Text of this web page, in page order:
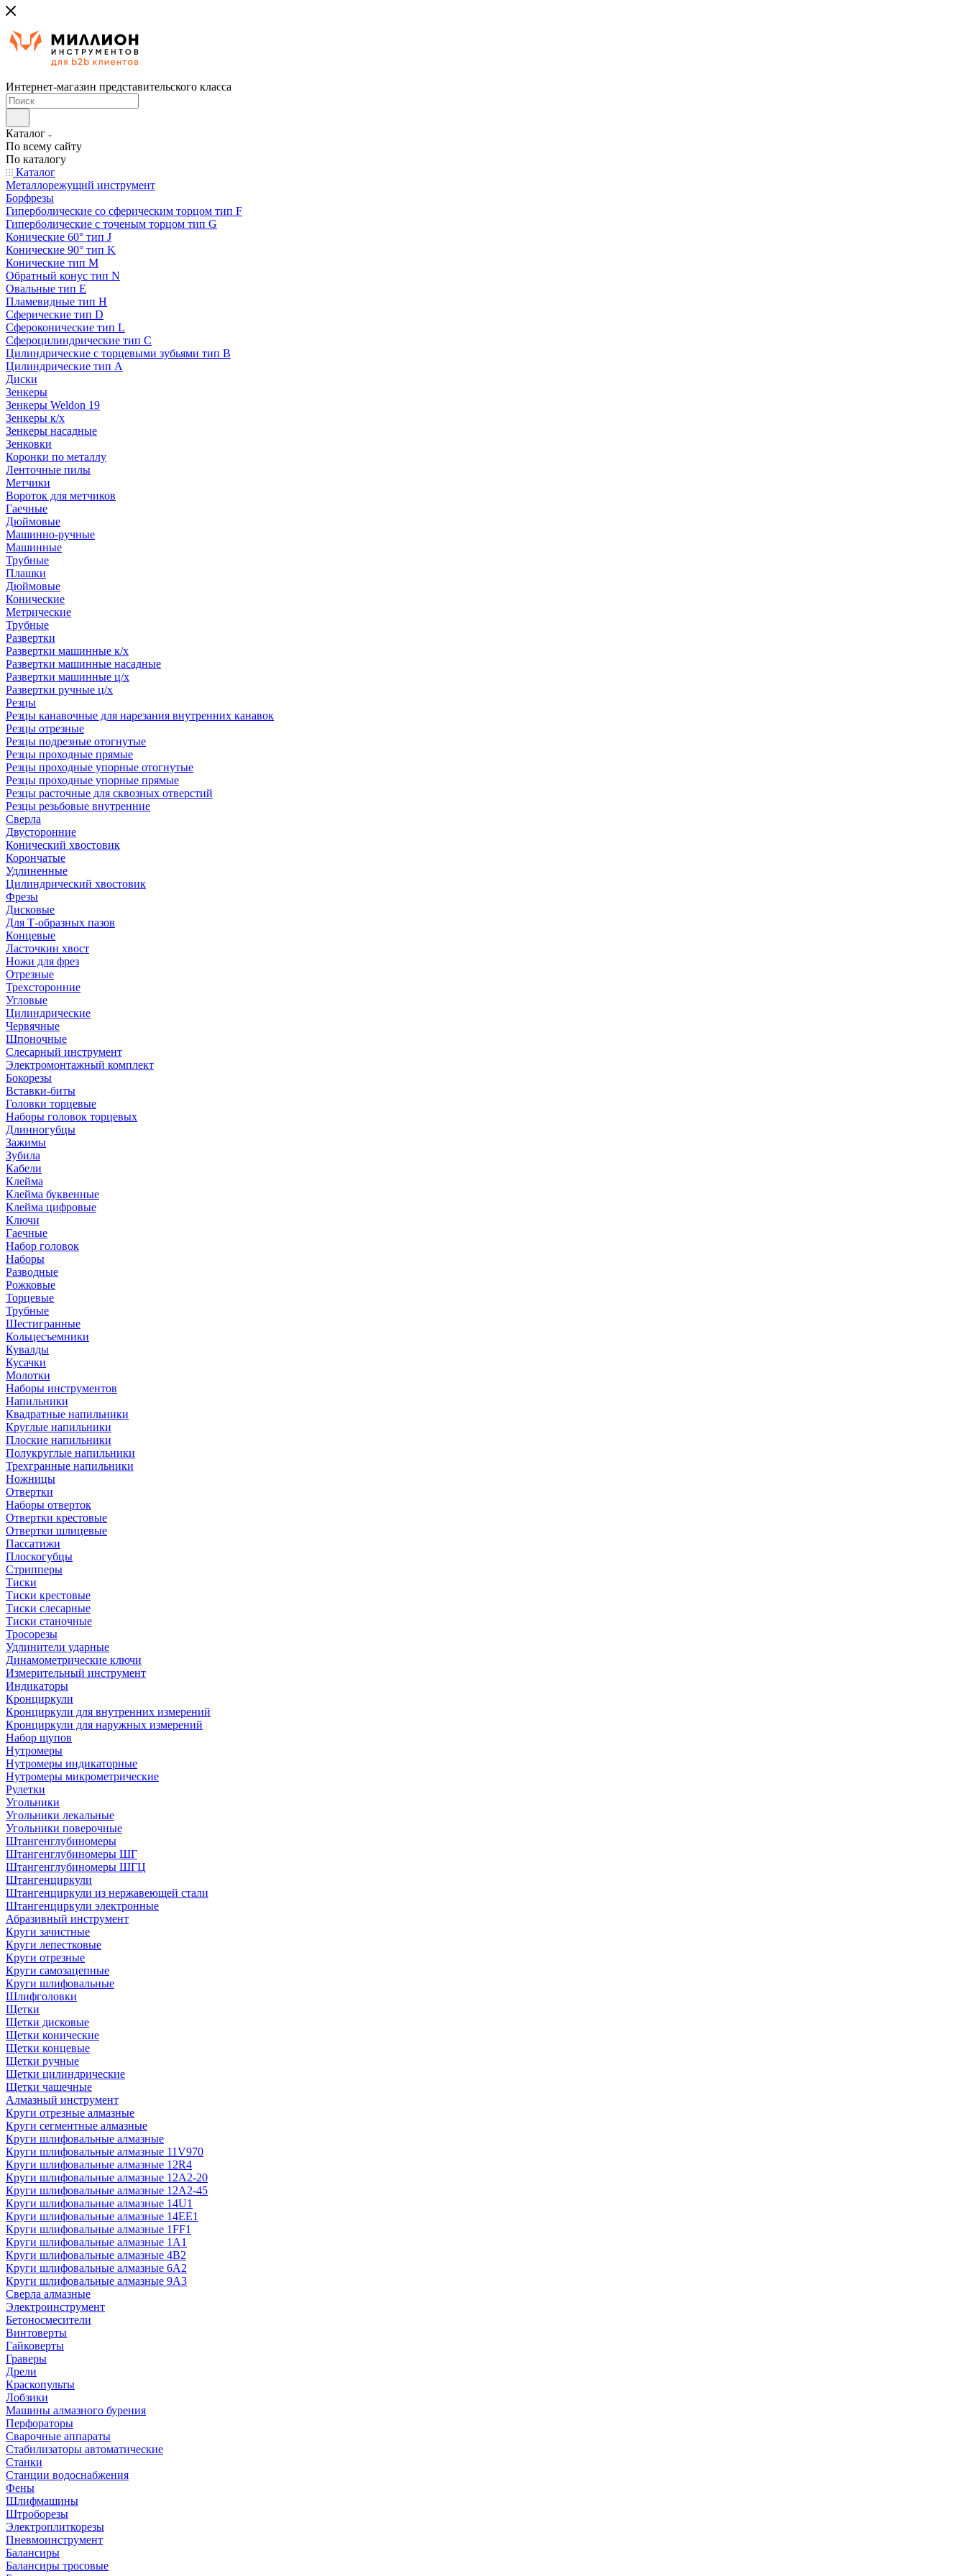
Интернет-магазин представительского класса
Каталог
По всему сайту
По каталогу
Каталог
Металлорежущий инструмент
Борфрезы
Гиперболические cо сферическим торцом тип F
Гиперболические с точеным торцом тип G
Конические 60° тип J
Конические 90° тип K
Конические тип M
Обратный конус тип N
Овальные тип E
Пламевидные тип H
Сферические тип D
Сфероконические тип L
Сфероцилиндрические тип C
Цилиндрические с торцевыми зубьями тип B
Цилиндрические тип А
Диски
Зенкеры
Зенкеры Weldon 19
Зенкеры к/х
Зенкеры насадные
Зенковки
Коронки по металлу
Ленточные пилы
Метчики
Вороток для метчиков
Гаечные
Дюймовые
Машинно-ручные
Машинные
Трубные
Плашки
Дюймовые
Конические
Метрические
Трубные
Развертки
Развертки машинные к/х
Развертки машинные насадные
Развертки машинные ц/х
Развертки ручные ц/х
Резцы
Резцы канавочные для нарезания внутренних канавок
Резцы отрезные
Резцы подрезные отогнутые
Резцы проходные прямые
Резцы проходные упорные отогнутые
Резцы проходные упорные прямые
Резцы расточные для сквозных отверстий
Резцы резьбовые внутренние
Сверла
Двусторонние
Конический хвостовик
Корончатые
Удлиненные
Цилиндрический хвостовик
Фрезы
Дисковые
Для Т-образных пазов
Концевые
Ласточкин хвост
Ножи для фрез
Отрезные
Трехсторонние
Угловые
Цилиндрические
Червячные
Шпоночные
Слесарный инструмент
Электромонтажный комплект
Бокорезы
Вставки-биты
Головки торцевые
Наборы головок торцевых
Длинногубцы
Зажимы
Зубила
Кабели
Клейма
Клейма буквенные
Клейма цифровые
Ключи
Гаечные
Набор головок
Наборы
Разводные
Рожковые
Торцевые
Трубные
Шестигранные
Кольцесъемники
Кувалды
Кусачки
Молотки
Наборы инструментов
Напильники
Квадратные напильники
Круглые напильники
Плоские напильники
Полукруглые напильники
Трехгранные напильники
Ножницы
Отвертки
Наборы отверток
Отвертки крестовые
Отвертки шлицевые
Пассатижи
Плоскогубцы
Стрипперы
Тиски
Тиски крестовые
Тиски слесарные
Тиски станочные
Тросорезы
Удлинители ударные
Динамометрические ключи
Измерительный инструмент
Индикаторы
Кронциркули
Кронциркули для внутренних измерений
Кронциркули для наружных измерений
Набор щупов
Нутромеры
Нутромеры индикаторные
Нутромеры микрометрические
Рулетки
Угольники
Угольники лекальные
Угольники поверочные
Штангенглубиномеры
Штангенглубиномеры ШГ
Штангенглубиномеры ШГЦ
Штангенциркули
Штангенциркули из нержавеющей стали
Штангенциркули электронные
Абразивный инструмент
Круги зачистные
Круги лепестковые
Круги отрезные
Круги самозацепные
Круги шлифовальные
Шлифголовки
Щетки
Щетки дисковые
Щетки конические
Щетки концевые
Щетки ручные
Щетки цилиндрические
Щетки чашечные
Алмазный инструмент
Круги отрезные алмазные
Круги сегментные алмазные
Круги шлифовальные алмазные
Круги шлифовальные алмазные 11V970
Круги шлифовальные алмазные 12R4
Круги шлифовальные алмазные 12А2-20
Круги шлифовальные алмазные 12А2-45
Круги шлифовальные алмазные 14U1
Круги шлифовальные алмазные 14ЕЕ1
Круги шлифовальные алмазные 1FF1
Круги шлифовальные алмазные 1А1
Круги шлифовальные алмазные 4В2
Круги шлифовальные алмазные 6A2
Круги шлифовальные алмазные 9А3
Сверла алмазные
Электроинструмент
Бетоносмесители
Винтоверты
Гайковерты
Граверы
Дрели
Краскопульты
Лобзики
Машины алмазного бурения
Перфораторы
Сварочные аппараты
Стабилизаторы автоматические
Станки
Станции водоснабжения
Фены
Шлифмашины
Штроборезы
Электроплиткорезы
Пневмоинструмент
Балансиры
Балансиры тросовые